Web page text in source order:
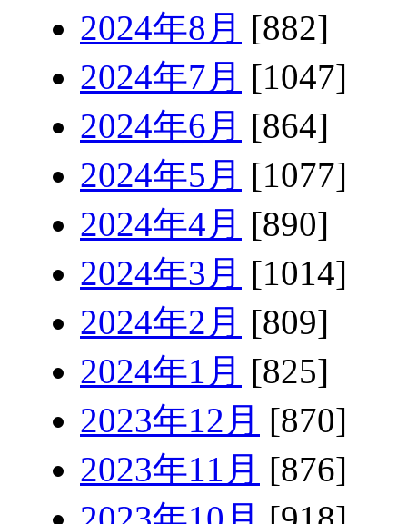
2024年8月 [882]
2024年7月 [1047]
2024年6月 [864]
2024年5月 [1077]
2024年4月 [890]
2024年3月 [1014]
2024年2月 [809]
2024年1月 [825]
2023年12月 [870]
2023年11月 [876]